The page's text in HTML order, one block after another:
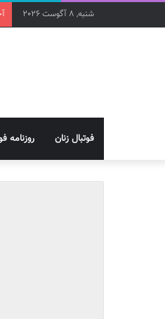
شنبه, 8 آگوست 2026
فوتبال زنان روزنامه